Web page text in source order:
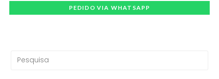
PEDIDO VIA WHATSAPP